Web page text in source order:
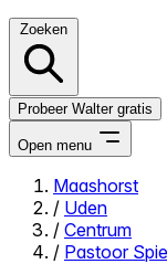
Zoeken
Probeer Walter gratis
Open menu
Close menu
Maashorst
/ Uden
/ Centrum
/ Pastoor